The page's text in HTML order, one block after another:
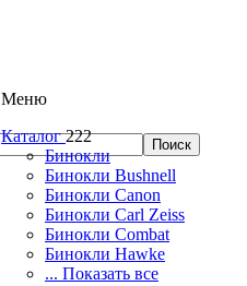
Меню
Каталог 222
Бинокли
Бинокли Bushnell
Бинокли Canon
Бинокли Carl Zeiss
Бинокли Combat
Бинокли Hawke
... Показать все